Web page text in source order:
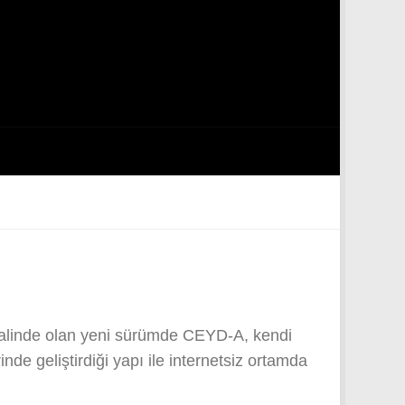
olan yeni sürümde CEYD-A, kendi
geliştirdiği yapı ile internetsiz ortamda